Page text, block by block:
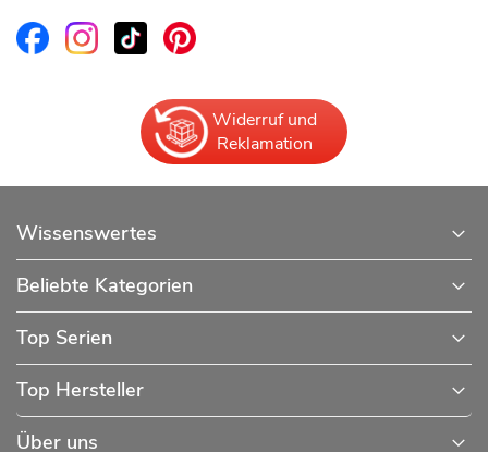
Widerruf und
Reklamation
Wissenswertes
Beliebte Kategorien
Top Serien
Top Hersteller
Über uns